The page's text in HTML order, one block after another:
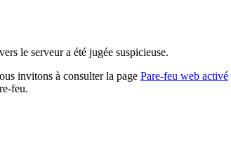
le serveur a été jugée suspicieuse.
invitons à consulter la page Pare-feu web activé
feu.